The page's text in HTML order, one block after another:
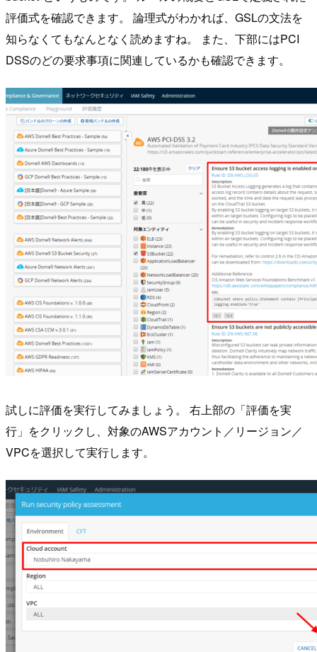
評価式を確認できます。 論理式がわかれば、GSLの文法を
知らなくてもなんとなく読めますね。 また、下部にはPCI
DSSのどの要求事項に関連しているかも確認できます。
試しに評価を実行してみましょう。 右上部の「評価を実
行」をクリックし、対象のAWSアカウント／リージョン／
VPCを選択して実行します。